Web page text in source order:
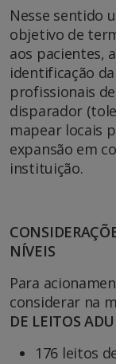
Nesse sentido
objetivo de
aos pacientes,
identificação
profissionais
disparador
mapear locais
expansão em
instituição.
NÍVEIS
Para
considerar na
DE LEITOS
176 leitos